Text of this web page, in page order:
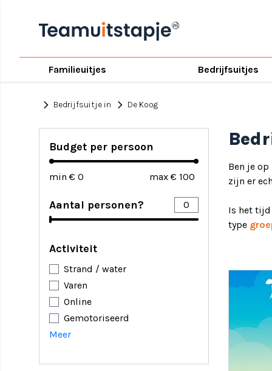
Familieuitjes Bedrijfsuitjes
chevron_right Bedrijfsuitje in chevron_right De Koog
Budget per persoon
min € max €
Aantal personen?
Activiteit
Strand / water
Varen
Online
Gemotoriseerd
Meer
Ben je op
zijn er
Is het tijd
type